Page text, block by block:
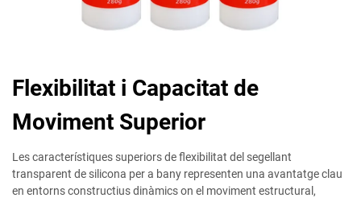
Flexibilitat i Capacitat de
Moviment Superior
Les característiques superiors de flexibilitat del segellant
transparent de silicona per a bany representen una avantatge clau
en entorns constructius dinàmics on el moviment estructural,